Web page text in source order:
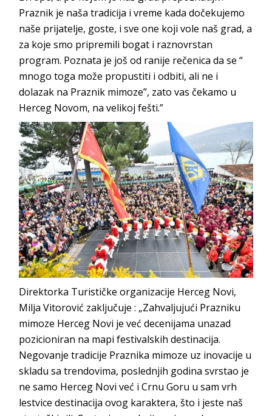
Praznik je naša tradicija i vreme kada dočekujemo
naše prijatelje, goste, i sve one koji vole naš grad, a
za koje smo pripremili bogat i raznovrstan
program. Poznata je još od ranije rečenica da se “
mnogo toga može propustiti i odbiti, ali ne i
dolazak na Praznik mimoze”, zato vas čekamo u
Herceg Novom, na velikoj fešti.”
Direktorka Turističke organizacije Herceg Novi,
Milja Vitorović zaključuje : „Zahvaljujući Prazniku
mimoze Herceg Novi je već decenijama unazad
pozicioniran na mapi festivalskih destinacija.
Negovanje tradicije Praznika mimoze uz inovacije u
skladu sa trendovima, poslednjih godina svrstao je
ne samo Herceg Novi već i Crnu Goru u sam vrh
lestvice destinacija ovog karaktera, što i jeste naš